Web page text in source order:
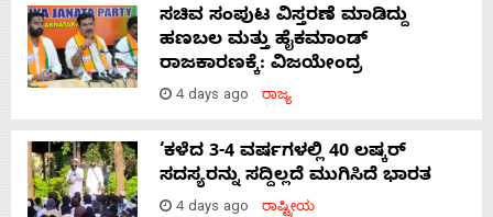
ಸಚಿವ ಸಂಪುಟ ವಿಸ್ತರಣೆ ಮಾಡಿದ್ದು
ಹಣಬಲ ಮತ್ತು ಹೈಕಮಾಂಡ್
ರಾಜಕಾರಣಕ್ಕೆ: ವಿಜಯೇಂದ್ರ
4 days ago ರಾಜ್ಯ
‘ಕಳೆದ 3-4 ವರ್ಷಗಳಲ್ಲಿ 40 ಲಷ್ಕರ್
ಸದಸ್ಯರನ್ನು ಸದ್ದಿಲ್ಲದೆ ಮುಗಿಸಿದೆ ಭಾರತ
4 days ago ರಾಷ್ಟ್ರೀಯ